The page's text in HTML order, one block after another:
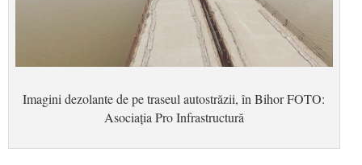
Imagini dezolante de pe traseul autostrăzii, în Bihor FOTO:
Asociația Pro Infrastructură